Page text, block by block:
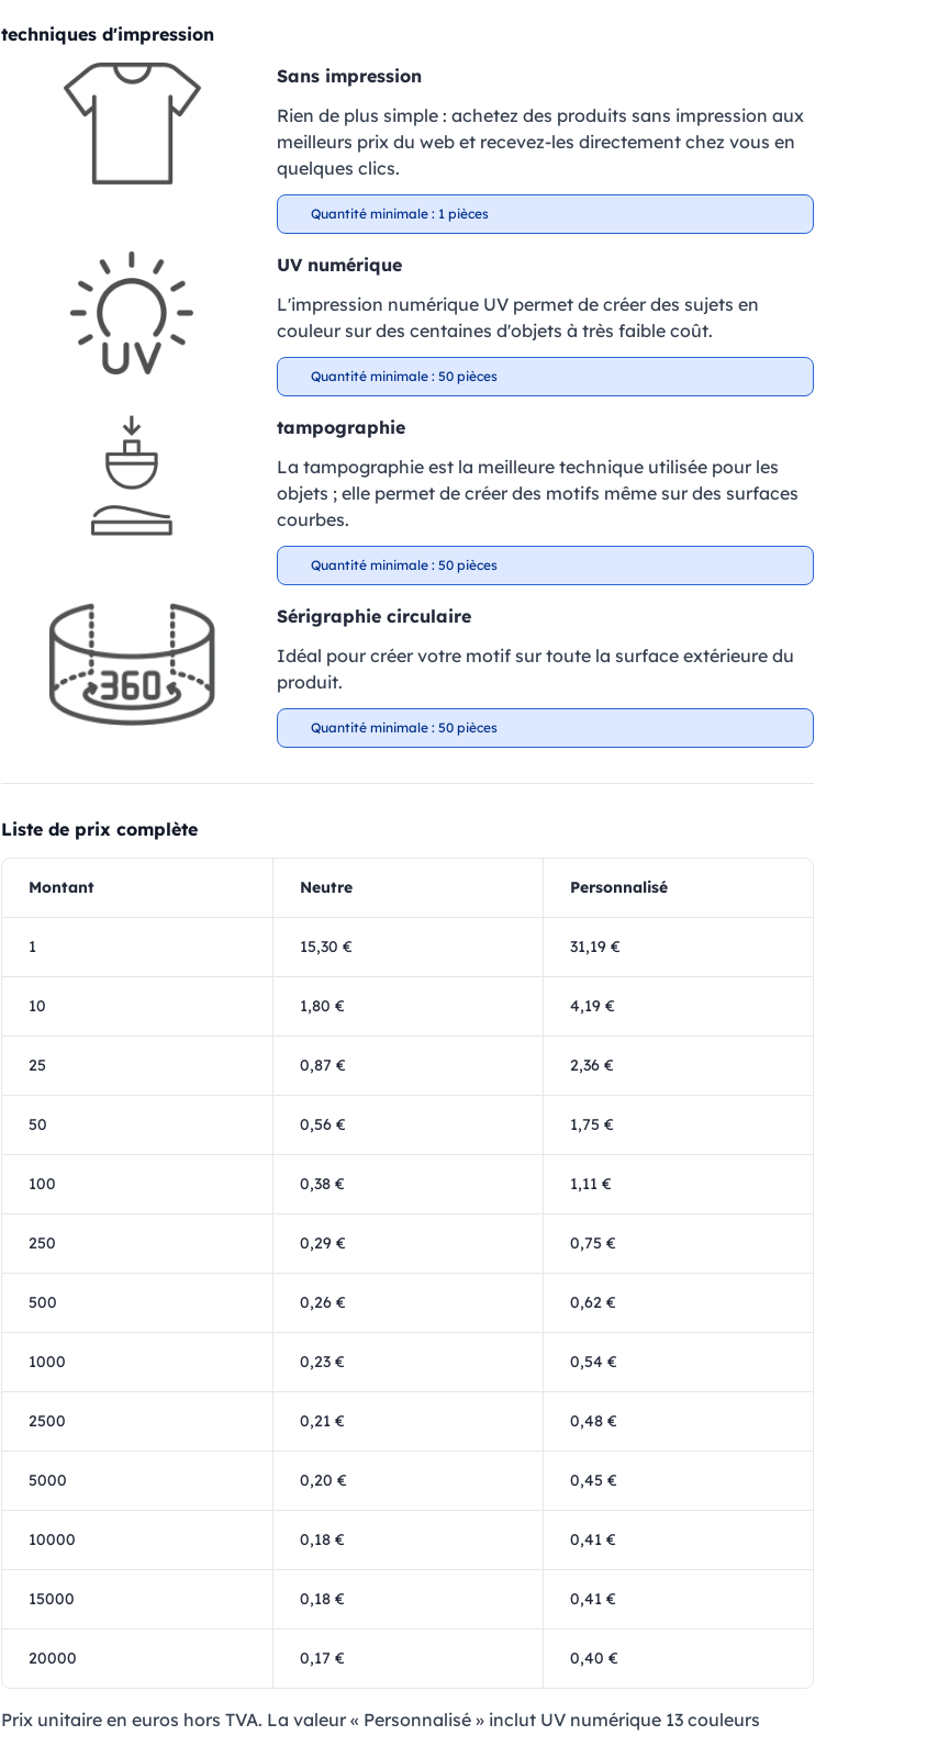
techniques d'impression
Sans impression
Rien de plus simple : achetez des produits sans impression aux
meilleurs prix du web et recevez-les directement chez vous en
quelques clics.
Quantité minimale : 1 pièces
UV numérique
L'impression numérique UV permet de créer des sujets en
couleur sur des centaines d'objets à très faible coût.
Quantité minimale : 50 pièces
tampographie
La tampographie est la meilleure technique utilisée pour les
objets ; elle permet de créer des motifs même sur des surfaces
courbes.
Quantité minimale : 50 pièces
Sérigraphie circulaire
Idéal pour créer votre motif sur toute la surface extérieure du
produit.
Quantité minimale : 50 pièces
Liste de prix complète
Montant Neutre Personnalisé
1 15,30 € 31,19 €
10 1,80 € 4,19 €
25 0,87 € 2,36 €
50 0,56 € 1,75 €
100 0,38 € 1,11 €
250 0,29 € 0,75 €
500 0,26 € 0,62 €
1000 0,23 € 0,54 €
2500 0,21 € 0,48 €
5000 0,20 € 0,45 €
10000 0,18 € 0,41 €
15000 0,18 € 0,41 €
20000 0,17 € 0,40 €
Prix ​​unitaire en euros hors TVA. La valeur « Personnalisé » inclut UV numérique 13 couleurs